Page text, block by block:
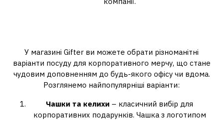
У магазині Gifter ви можете обрати різноманітні
варіанти посуду для корпоративного мерчу, що стане
чудовим доповненням до будь-якого офісу чи вдома.
Розглянемо найпопулярніші варіанти:
Чашки та келихи – класичний вибір для
корпоративних подарунків. Чашка з логотипом